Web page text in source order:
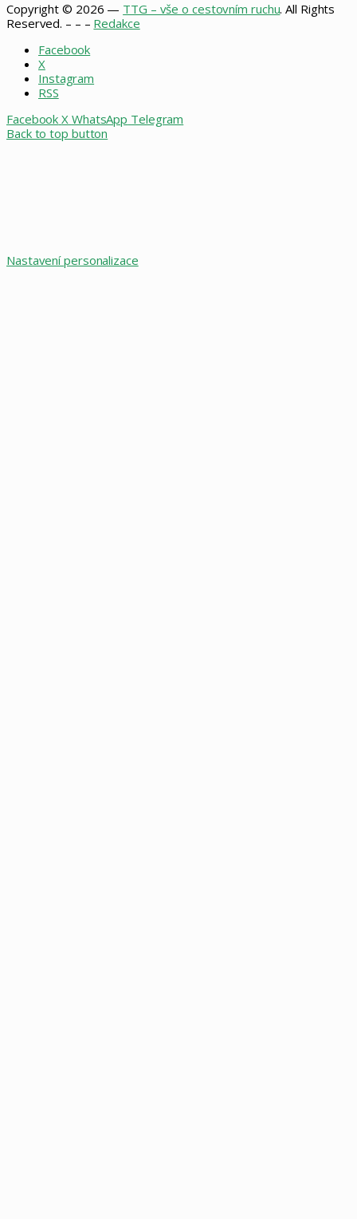
Copyright © 2026 — TTG – vše o cestovním ruchu. All Rights
Reserved. – – – Redakce
Facebook
X
Instagram
RSS
Facebook X WhatsApp Telegram
Back to top button
Nastavení personalizace